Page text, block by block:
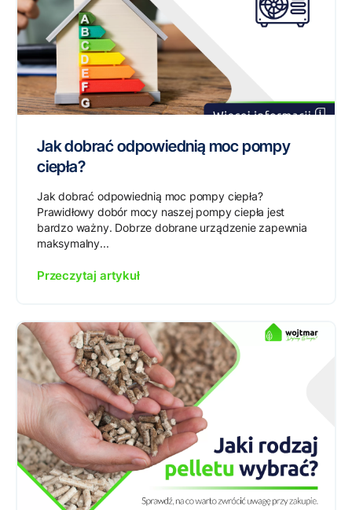
Jak dobrać odpowiednią moc pompy
ciepła?
Jak dobrać odpowiednią moc pompy ciepła?
Prawidłowy dobór mocy naszej pompy ciepła jest
bardzo ważny. Dobrze dobrane urządzenie zapewnia
maksymalny...
Przeczytaj artykuł